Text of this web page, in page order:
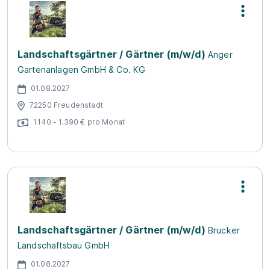
Landschaftsgärtner / Gärtner (m/w/d) Anger
Gartenanlagen GmbH & Co. KG
01.08.2027
72250 Freudenstadt
1.140 - 1.390 € pro Monat
Landschaftsgärtner / Gärtner (m/w/d) Brucker
Landschaftsbau GmbH
01.08.2027